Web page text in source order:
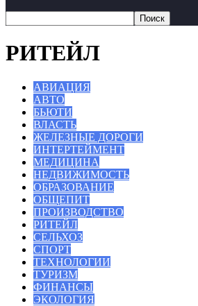
РИТЕЙЛ
АВИАЦИЯ
АВТО
БЬЮТИ
ВЛАСТЬ
ЖЕЛЕЗНЫЕ ДОРОГИ
ИНТЕРТЕЙМЕНТ
МЕДИЦИНА
НЕДВИЖИМОСТЬ
ОБРАЗОВАНИЕ
ОБЩЕПИТ
ПРОИЗВОДСТВО
РИТЕЙЛ
СЕЛЬХОЗ
СПОРТ
ТЕХНОЛОГИИ
ТУРИЗМ
ФИНАНСЫ
ЭКОЛОГИЯ